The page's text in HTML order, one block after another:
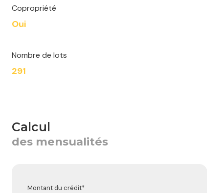
Copropriété
Oui
Nombre de lots
291
calcul
des mensualités
Montant du crédit*